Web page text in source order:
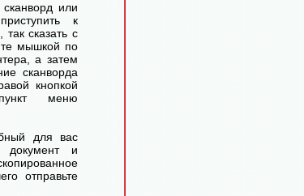
или
к
сказать с
мышкой по
а затем
сканворда
кнопкой
меню
для вас
документ и
отправьте